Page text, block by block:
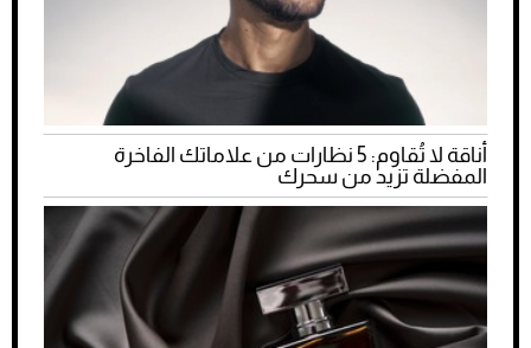
أناقة لا تُقاوم: 5 نظارات من علاماتك الفاخرة
المفضلة تزيد من سحرك